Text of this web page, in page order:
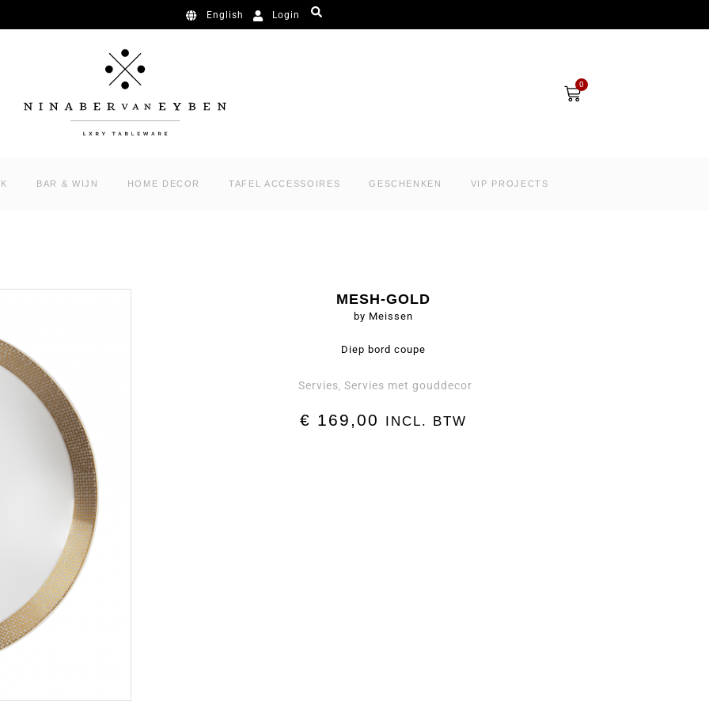
English Login
0
Winkelwagen
BAR & WIJN HOME DECOR TAFEL ACCESSOIRES GESCHENKEN VIP PROJECTS
MESH-GOLD
by Meissen
Diep bord coupe
Servies, Servies met gouddecor
€ 169,00 INCL. BTW